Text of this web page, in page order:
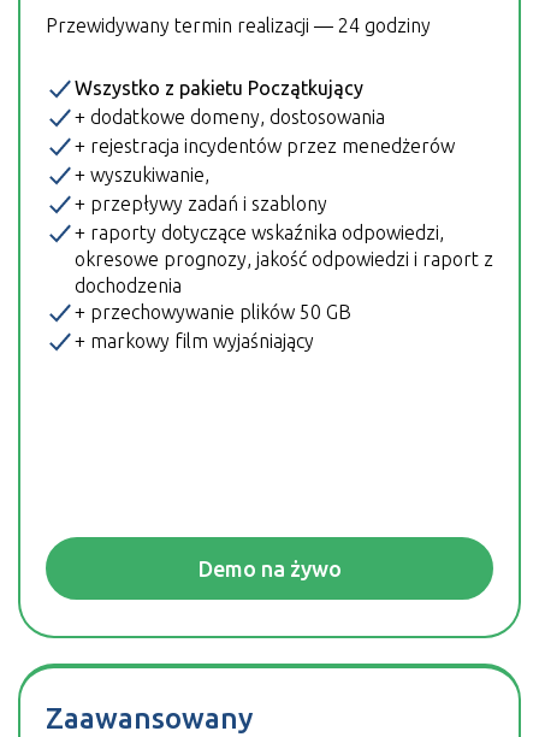
Przewidywany termin realizacji — 24 godziny
Wszystko z pakietu Początkujący
+ dodatkowe domeny, dostosowania
+ rejestracja incydentów przez menedżerów
+ wyszukiwanie,
+ przepływy zadań i szablony
+ raporty dotyczące wskaźnika odpowiedzi,
okresowe prognozy, jakość odpowiedzi i raport z
dochodzenia
+ przechowywanie plików 50 GB
+ markowy film wyjaśniający
Demo na żywo
Zaawansowany